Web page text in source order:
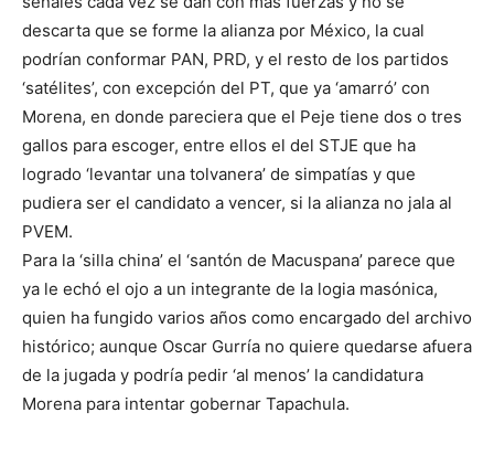
descarta que se forme la alianza por México, la cual
podrían conformar PAN, PRD, y el resto de los partidos
‘satélites’, con excepción del PT, que ya ‘amarró’ con
Morena, en donde pareciera que el Peje tiene dos o tres
gallos para escoger, entre ellos el del STJE que ha
logrado ‘levantar una tolvanera’ de simpatías y que
pudiera ser el candidato a vencer, si la alianza no jala al
PVEM.
Para la ‘silla china’ el ‘santón de Macuspana’ parece que
ya le echó el ojo a un integrante de la logia masónica,
quien ha fungido varios años como encargado del archivo
histórico; aunque Oscar Gurría no quiere quedarse afuera
de la jugada y podría pedir ‘al menos’ la candidatura
Morena para intentar gobernar Tapachula.